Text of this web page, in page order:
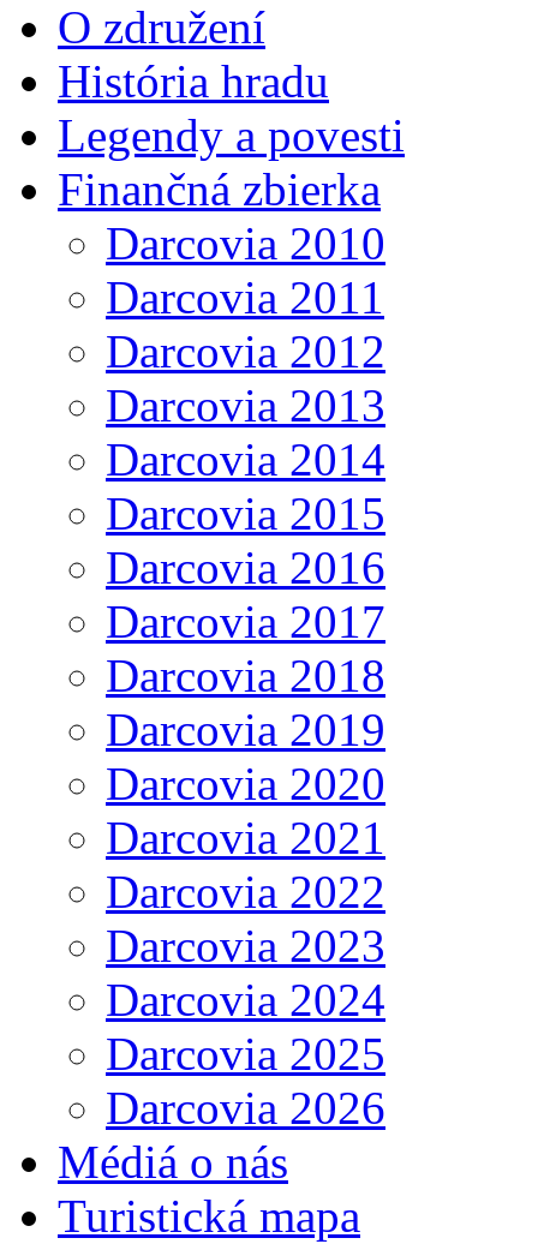
O združení
História hradu
Legendy a povesti
Finančná zbierka
Darcovia 2010
Darcovia 2011
Darcovia 2012
Darcovia 2013
Darcovia 2014
Darcovia 2015
Darcovia 2016
Darcovia 2017
Darcovia 2018
Darcovia 2019
Darcovia 2020
Darcovia 2021
Darcovia 2022
Darcovia 2023
Darcovia 2024
Darcovia 2025
Darcovia 2026
Médiá o nás
Turistická mapa